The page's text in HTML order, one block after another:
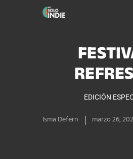
EDICIÓN
Isma Defern marzo 26,